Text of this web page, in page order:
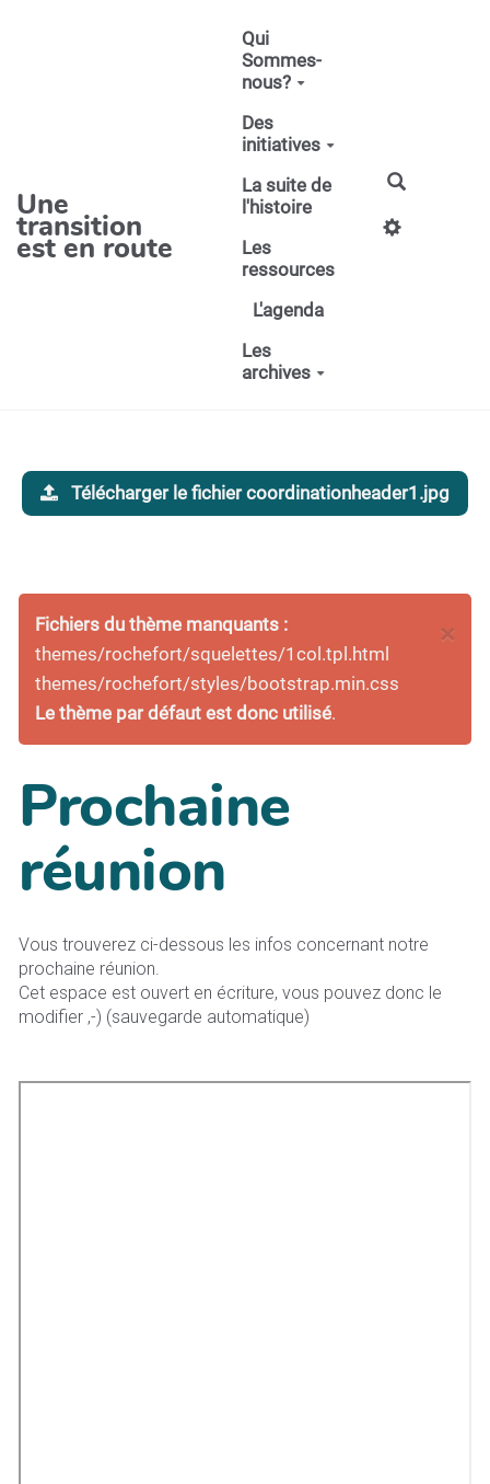
Une
transition
est en route
Qui
Sommes-
nous?
Des
initiatives
La suite de
l'histoire
Les
ressources
L'agenda
Les
archives
Télécharger le fichier coordinationheader1.jpg
×
Fichiers du thème manquants :
themes/rochefort/squelettes/1col.tpl.html
themes/rochefort/styles/bootstrap.min.css
Le thème par défaut est donc utilisé.
Prochaine
réunion
Vous trouverez ci-dessous les infos concernant notre
prochaine réunion.
Cet espace est ouvert en écriture, vous pouvez donc le
modifier ,-) (sauvegarde automatique)